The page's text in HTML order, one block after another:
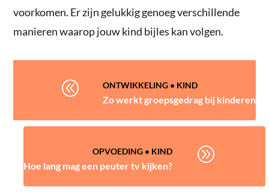
voorkomen. Er zijn gelukkig genoeg verschillende
manieren waarop jouw kind bijles kan volgen.
@ ONTWIKKELING• KIND
Zo werkt groepsgedrag bij kinderen
OPVOEDING• KIND
Hoe lang mag een peuter tv kijken?
A